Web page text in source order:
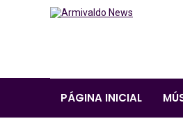
PÁGINA INICIAL